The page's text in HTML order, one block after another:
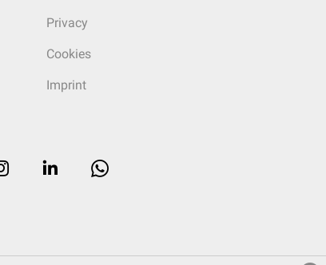
Privacy
Cookies
Imprint